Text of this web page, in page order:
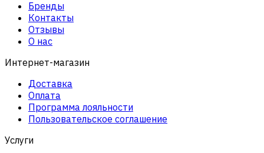
Бренды
Контакты
Отзывы
О нас
Интернет-магазин
Доставка
Оплата
Программа лояльности
Пользовательское соглашение
Услуги